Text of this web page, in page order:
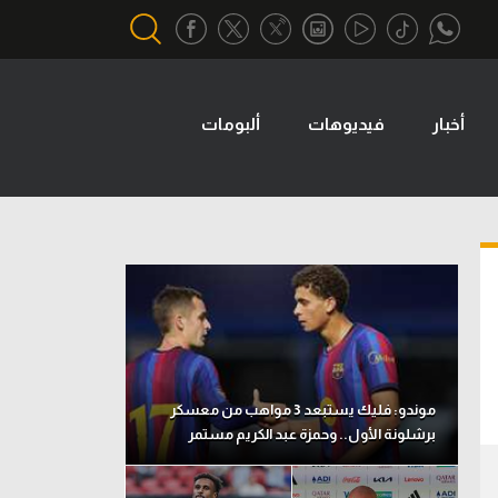
تحقيق في الجول
تقرير في الجول
تحليل في الجول
حكايات في الجول
كويز في الجول
فيديو في الجول
أخبار فيديوهات ألبومات
موندو: فليك يستبعد 3 مواهب من معسكر
برشلونة الأول.. وحمزة عبد الكريم مستمر